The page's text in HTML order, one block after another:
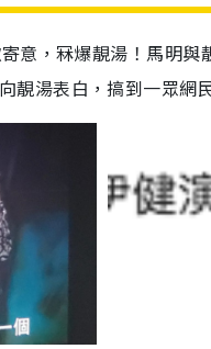
意，冧爆靚湯！馬明
湯表白，搞到一眾網